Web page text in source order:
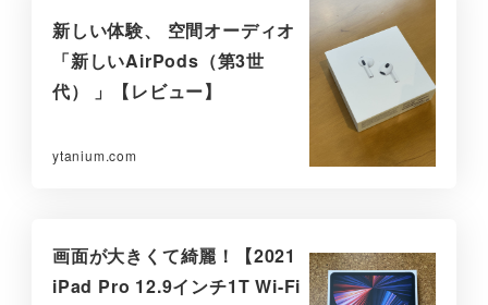
新しい体験、 空間オーディオ
「新しいAirPods（第3世
代） 」【レビュー】
ytanium.com
画面が大きくて綺麗！【2021
iPad Pro 12.9インチ1T Wi-Fi